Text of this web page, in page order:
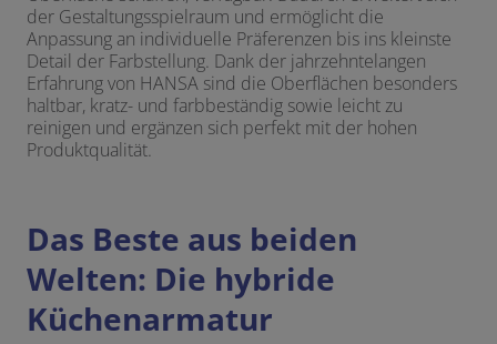
der Gestaltungsspielraum und ermöglicht die
Anpassung an individuelle Präferenzen bis ins kleinste
Detail der Farbstellung. Dank der jahrzehntelangen
Erfahrung von HANSA sind die Oberflächen besonders
haltbar, kratz- und farbbeständig sowie leicht zu
reinigen und ergänzen sich perfekt mit der hohen
Produktqualität.
Das Beste aus beiden
Welten: Die hybride
Küchenarmatur